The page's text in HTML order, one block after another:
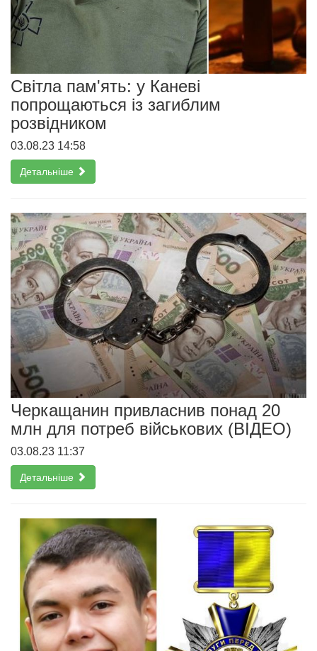
Світла пам'ять: у Каневі
попрощаються із загиблим
розвідником
03.08.23 14:58
Детальніше
Черкащанин привласнив понад 20
млн для потреб військових (ВІДЕО)
03.08.23 11:37
Детальніше